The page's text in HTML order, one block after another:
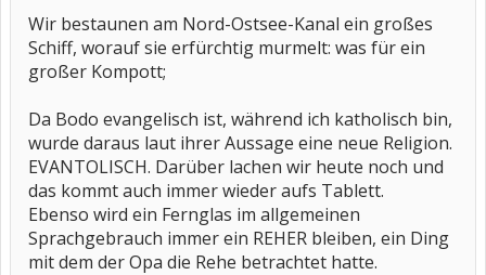
Wir bestaunen am Nord-Ostsee-Kanal ein großes
Schiff, worauf sie erfürchtig murmelt: was für ein
großer Kompott;
Da Bodo evangelisch ist, während ich katholisch bin,
wurde daraus laut ihrer Aussage eine neue Religion.
EVANTOLISCH. Darüber lachen wir heute noch und
das kommt auch immer wieder aufs Tablett.
Ebenso wird ein Fernglas im allgemeinen
Sprachgebrauch immer ein REHER bleiben, ein Ding
mit dem der Opa die Rehe betrachtet hatte.